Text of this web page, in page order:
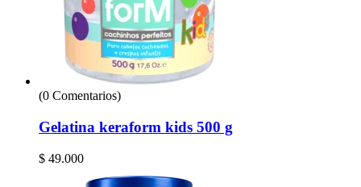
(0 Comentarios)
Gelatina keraform kids 500 g
$ 49.000